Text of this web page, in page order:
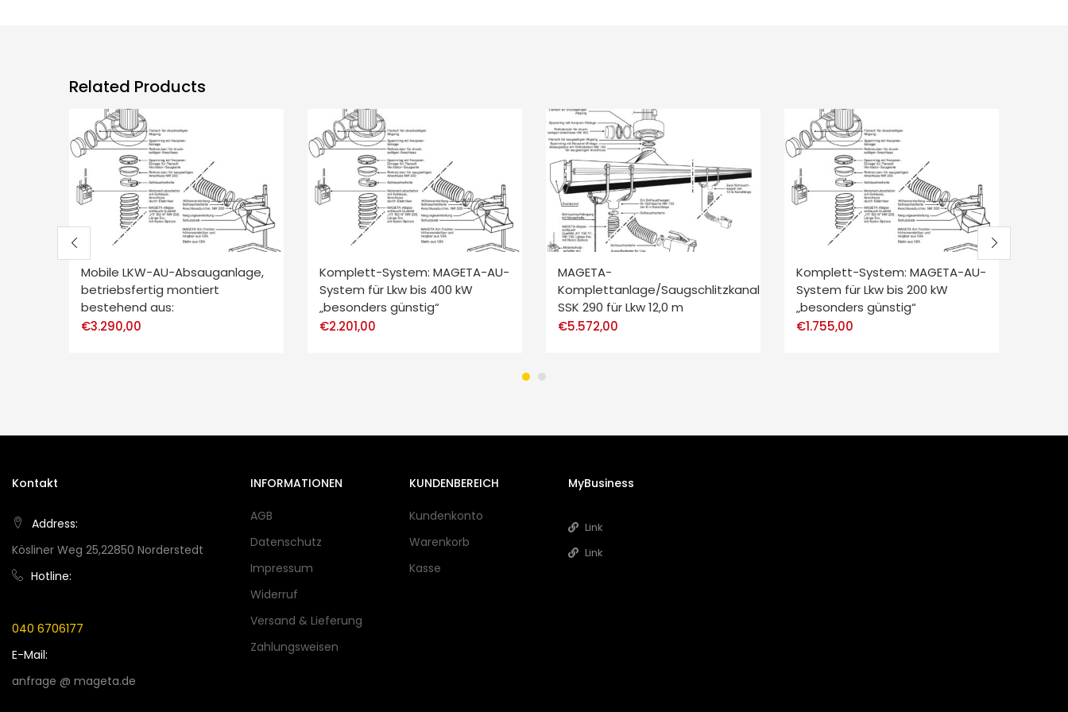
Related Products
Mobile LKW-AU-Absauganlage,
betriebsfertig montiert
bestehend aus:
€3.290,00
Komplett-System: MAGETA-AU-
System für Lkw bis 400 kW
„besonders günstig“
€2.201,00
MAGETA-
Komplettanlage/Saugschlitzkanal
SSK 290 für Lkw 12,0 m
€5.572,00
Komplett-System: MAGETA-AU-
System für Lkw bis 200 kW
„besonders günstig“
€1.755,00
Kontakt
Address:
Kösliner Weg 25,22850 Norderstedt
Hotline:
040 6706177
E-Mail:
anfrage @ mageta.de
INFORMATIONEN
AGB
Datenschutz
Impressum
Widerruf
Versand & Lieferung
Zahlungsweisen
KUNDENBEREICH
Kundenkonto
Warenkorb
Kasse
MyBusiness
Link
Link